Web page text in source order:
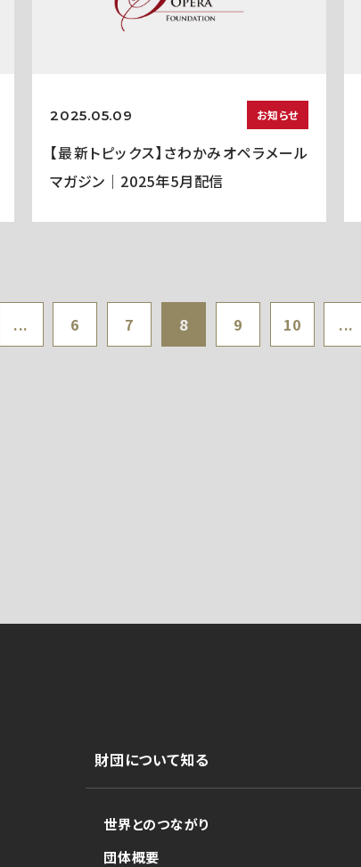
2025.05.09 お知らせ
【最新トピックス】さわかみオペラメール
マガジン｜2025年5月配信
... 6 7 8 9 10 ...
財団について知る
世界とのつながり
団体概要